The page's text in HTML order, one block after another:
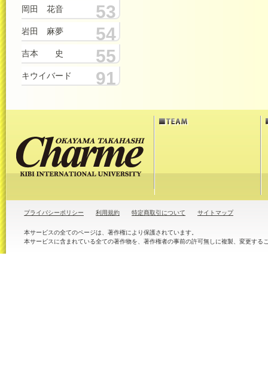
岡田 花音 53
岩田 麻夢 54
吉本 史 55
キウイバード 91
プライバシーポリシー 利用規約 特定商取引について サイトマップ
本サービスの全てのページは、著作権により保護されています。
本サービスに含まれている全ての著作物を、著作権者の事前の許可無しに複製、変更する